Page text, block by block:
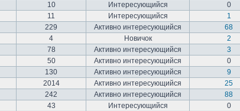
10 Интересующийся 0
11 Интересующийся 1
229 Активно интересующийся 68
4 Новичок 2
78 Активно интересующийся 3
50 Активно интересующийся 0
130 Активно интересующийся 9
2014 Активно интересующийся 25
242 Активно интересующийся 88
43 Интересующийся 0